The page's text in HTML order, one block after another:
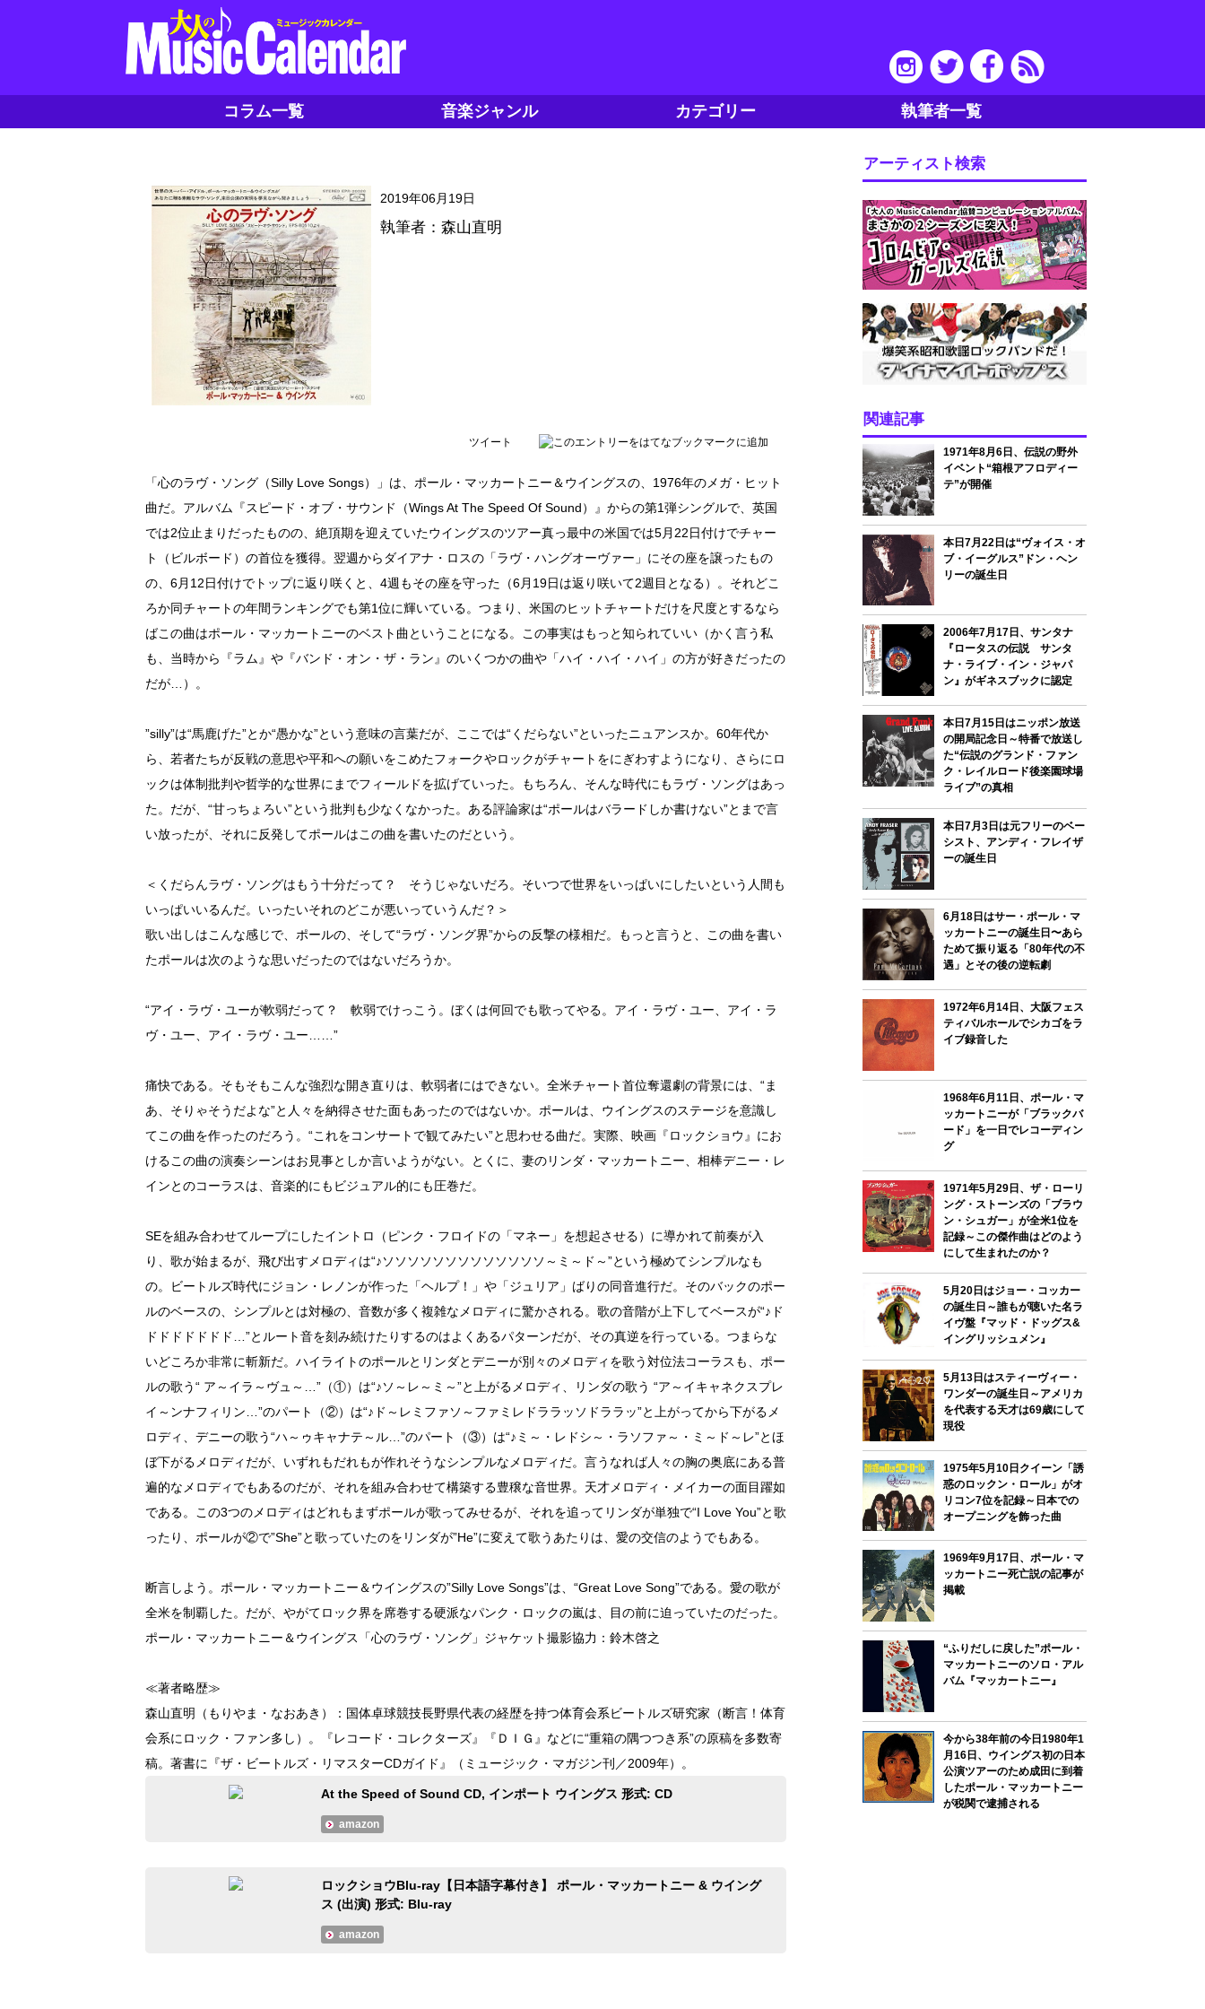
コラム一覧 音楽ジャンル カテゴリー 執筆者一覧
2019年06月19日
執筆者：森山直明
ツイート
「心のラヴ・ソング（Silly Love Songs）」は、ポール・マッカートニー＆ウイングスの、1976年のメガ・ヒット
曲だ。アルバム『スピード・オブ・サウンド（Wings At The Speed Of Sound）』からの第1弾シングルで、英国
では2位止まりだったものの、絶頂期を迎えていたウイングスのツアー真っ最中の米国では5月22日付けでチャー
ト（ビルボード）の首位を獲得。翌週からダイアナ・ロスの「ラヴ・ハングオーヴァー」にその座を譲ったもの
の、6月12日付けでトップに返り咲くと、4週もその座を守った（6月19日は返り咲いて2週目となる）。それどこ
ろか同チャートの年間ランキングでも第1位に輝いている。つまり、米国のヒットチャートだけを尺度とするなら
ばこの曲はポール・マッカートニーのベスト曲ということになる。この事実はもっと知られていい（かく言う私
も、当時から『ラム』や『バンド・オン・ザ・ラン』のいくつかの曲や「ハイ・ハイ・ハイ」の方が好きだったの
だが…）。
”silly”は“馬鹿げた”とか“愚かな”という意味の言葉だが、ここでは“くだらない”といったニュアンスか。60年代か
ら、若者たちが反戦の意思や平和への願いをこめたフォークやロックがチャートをにぎわすようになり、さらにロ
ックは体制批判や哲学的な世界にまでフィールドを拡げていった。もちろん、そんな時代にもラヴ・ソングはあっ
た。だが、“甘っちょろい”という批判も少なくなかった。ある評論家は“ポールはバラードしか書けない”とまで言
い放ったが、それに反発してポールはこの曲を書いたのだという。
＜くだらんラヴ・ソングはもう十分だって？ そうじゃないだろ。そいつで世界をいっぱいにしたいという人間も
いっぱいいるんだ。いったいそれのどこが悪いっていうんだ？＞
歌い出しはこんな感じで、ポールの、そして“ラヴ・ソング界”からの反撃の様相だ。もっと言うと、この曲を書い
たポールは次のような思いだったのではないだろうか。
“アイ・ラヴ・ユーが軟弱だって？ 軟弱でけっこう。ぼくは何回でも歌ってやる。アイ・ラヴ・ユー、アイ・ラ
ヴ・ユー、アイ・ラヴ・ユー……”
痛快である。そもそもこんな強烈な開き直りは、軟弱者にはできない。全米チャート首位奪還劇の背景には、“ま
あ、そりゃそうだよな”と人々を納得させた面もあったのではないか。ポールは、ウイングスのステージを意識し
てこの曲を作ったのだろう。“これをコンサートで観てみたい”と思わせる曲だ。実際、映画『ロックショウ』にお
けるこの曲の演奏シーンはお見事としか言いようがない。とくに、妻のリンダ・マッカートニー、相棒デニー・レ
インとのコーラスは、音楽的にもビジュアル的にも圧巻だ。
SEを組み合わせてループにしたイントロ（ピンク・フロイドの「マネー」を想起させる）に導かれて前奏が入
り、歌が始まるが、飛び出すメロディは“♪ソソソソソソソソソソソソソ～ミ～ド～”という極めてシンプルなも
の。ビートルズ時代にジョン・レノンが作った「ヘルプ！」や「ジュリア」ばりの同音進行だ。そのバックのポー
ルのベースの、シンプルとは対極の、音数が多く複雑なメロディに驚かされる。歌の音階が上下してベースが“♪ド
ドドドドドドド…”とルート音を刻み続けたりするのはよくあるパターンだが、その真逆を行っている。つまらな
いどころか非常に斬新だ。ハイライトのポールとリンダとデニーが別々のメロディを歌う対位法コーラスも、ポー
ルの歌う“ ア～イラ～ヴュ～…”（①）は“♪ソ～レ～ミ～”と上がるメロディ、リンダの歌う “ア～イキャネクスプレ
イ～ンナフィリン…”のパート（②）は“♪ド～レミファソ～ファミレドララッソドララッ”と上がってから下がるメ
ロディ、デニーの歌う“ハ～ゥキャナテ～ル…”のパート（③）は“♪ミ～・レドシ～・ラソファ～・ミ～ド～レ”とほ
ぼ下がるメロディだが、いずれもだれもが作れそうなシンプルなメロディだ。言うなれば人々の胸の奥底にある普
遍的なメロディでもあるのだが、それを組み合わせて構築する豊穣な音世界。天才メロディ・メイカーの面目躍如
である。この3つのメロディはどれもまずポールが歌ってみせるが、それを追ってリンダが単独で“I Love You”と歌
ったり、ポールが②で”She”と歌っていたのをリンダが”He”に変えて歌うあたりは、愛の交信のようでもある。
断言しよう。ポール・マッカートニー＆ウイングスの”Silly Love Songs”は、“Great Love Song”である。愛の歌が
全米を制覇した。だが、やがてロック界を席巻する硬派なパンク・ロックの嵐は、目の前に迫っていたのだった。
ポール・マッカートニー＆ウイングス「心のラヴ・ソング」ジャケット撮影協力：鈴木啓之
≪著者略歴≫
森山直明（もりやま・なおあき）：国体卓球競技長野県代表の経歴を持つ体育会系ビートルズ研究家（断言！体育
会系にロック・ファン多し）。『レコード・コレクターズ』『ＤＩＧ』などに“重箱の隅つつき系”の原稿を多数寄
稿。著書に『ザ・ビートルズ・リマスターCDガイド』（ミュージック・マガジン刊／2009年）。
At the Speed of Sound CD, インポート ウイングス 形式: CD
amazon
ロックショウBlu-ray【日本語字幕付き】 ポール・マッカートニー & ウイング
ス (出演) 形式: Blu-ray
amazon
アーティスト検索
関連記事
1971年8月6日、伝説の野外
イベント“箱根アフロディー
テ”が開催
本日7月22日は“ヴォイス・オ
ブ・イーグルス”ドン・ヘン
リーの誕生日
2006年7月17日、サンタナ
『ロータスの伝説 サンタ
ナ・ライブ・イン・ジャパ
ン』がギネスブックに認定
本日7月15日はニッポン放送
の開局記念日～特番で放送し
た“伝説のグランド・ファン
ク・レイルロード後楽園球場
ライブ”の真相
本日7月3日は元フリーのベー
シスト、アンディ・フレイザ
ーの誕生日
6月18日はサー・ポール・マ
ッカートニーの誕生日〜あら
ためて振り返る「80年代の不
遇」とその後の逆転劇
1972年6月14日、大阪フェス
ティバルホールでシカゴをラ
イブ録音した
1968年6月11日、ポール・マ
ッカートニーが「ブラックバ
ード」を一日でレコーディン
グ
1971年5月29日、ザ・ローリ
ング・ストーンズの「ブラウ
ン・シュガー」が全米1位を
記録～この傑作曲はどのよう
にして生まれたのか？
5月20日はジョー・コッカー
の誕生日～誰もが聴いた名ラ
イヴ盤『マッド・ドッグス&
イングリッシュメン』
5月13日はスティーヴィー・
ワンダーの誕生日～アメリカ
を代表する天才は69歳にして
現役
1975年5月10日クイーン「誘
惑のロックン・ロール」がオ
リコン7位を記録～日本での
オープニングを飾った曲
1969年9月17日、ポール・マ
ッカートニー死亡説の記事が
掲載
“ふりだしに戻した”ポール・
マッカートニーのソロ・アル
バム『マッカートニー』
今から38年前の今日1980年1
月16日、ウイングス初の日本
公演ツアーのため成田に到着
したポール・マッカートニー
が税関で逮捕される